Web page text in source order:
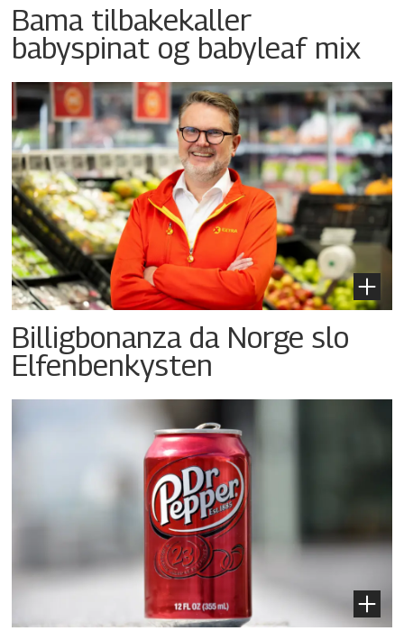
Bama tilbakekaller
babyspinat og babyleaf mix
Billigbonanza da Norge slo
Elfenbenkysten